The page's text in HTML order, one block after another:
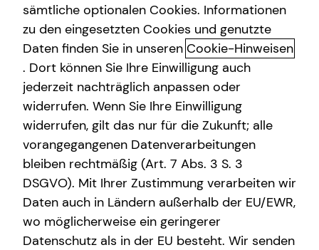
Geschäftszeiten
Montag
Dienstag 09:00 - 21:00 Uhr
Mittwoch 09:00 - 21:00 Uhr
Donnerstag 09:00 - 21:00 Uhr
sämtliche optionalen Cookies. Informationen
zu den eingesetzten Cookies und genutzte
Daten finden Sie in unseren Cookie-Hinweisen
. Dort können Sie Ihre Einwilligung auch
jederzeit nachträglich anpassen oder
widerrufen. Wenn Sie Ihre Einwilligung
widerrufen, gilt das nur für die Zukunft; alle
vorangegangenen Datenverarbeitungen
bleiben rechtmäßig (Art. 7 Abs. 3 S. 3
DSGVO). Mit Ihrer Zustimmung verarbeiten wir
Daten auch in Ländern außerhalb der EU/EWR,
wo möglicherweise ein geringerer
Datenschutz als in der EU besteht. Wir senden